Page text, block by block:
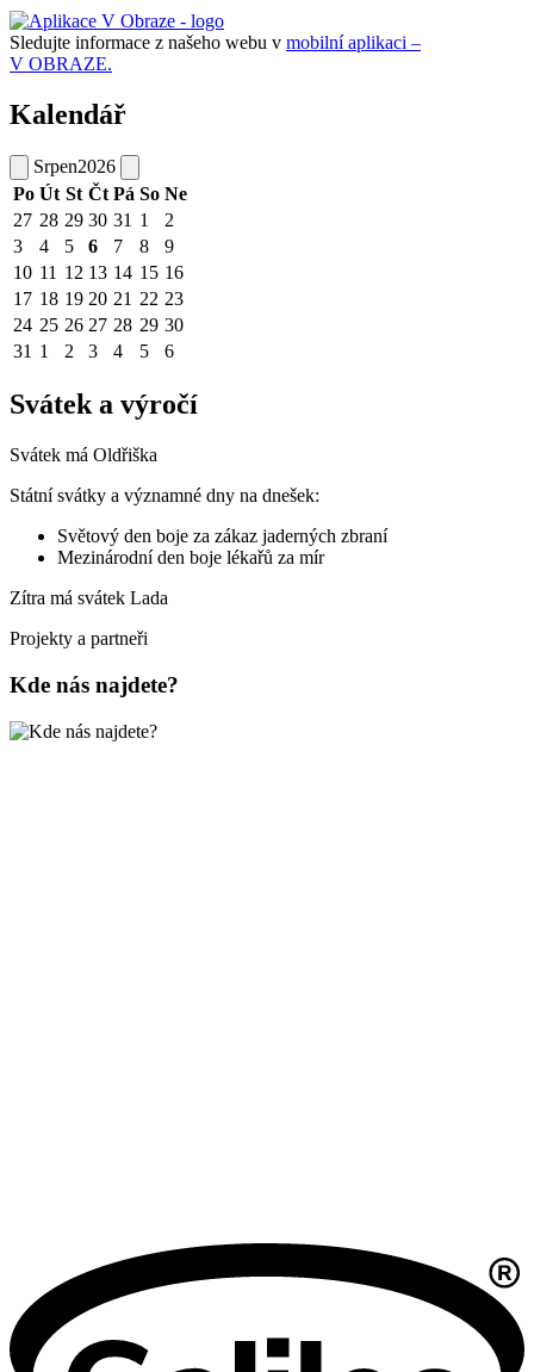
Sledujte informace z našeho webu v mobilní aplikaci –
V OBRAZE.
Kalendář
Srpen2026
Po Út St Čt Pá So Ne
27 28 29 30 31 1
2
3
4 5 6 7 8
9
10 11 12 13 14 15 16
17 18 19 20 21 22 23
24 25 26 27 28 29 30
31 1 2 3 4 5 6
Svátek a výročí
Svátek má Oldřiška
Státní svátky a významné dny na dnešek:
Světový den boje za zákaz jaderných zbraní
Mezinárodní den boje lékařů za mír
Zítra má svátek Lada
Projekty a partneři
Kde nás najdete?